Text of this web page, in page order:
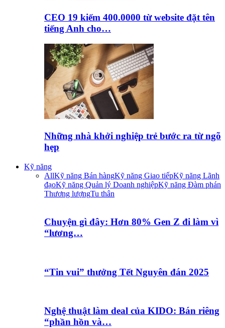
CEO 19 kiếm 400.0000 từ website đặt tên
tiếng Anh cho…
Những nhà khởi nghiệp trẻ bước ra từ ngõ
hẹp
Kỹ năng
AllKỹ năng Bán hàngKỹ năng Giao tiếpKỹ năng Lãnh
đạoKỹ năng Quản lý Doanh nghiệpKỹ năng Đàm phán
Thương lượngTu thân
Chuyện gì đây: Hơn 80% Gen Z đi làm vì
“lương…
“Tin vui” thưởng Tết Nguyên đán 2025
Nghệ thuật làm deal của KIDO: Bán riêng
“phần hồn và…